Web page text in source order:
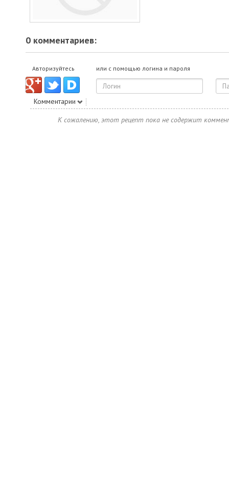
0 комментариев:
Авторизуйтесь или с помощью логина и пароля
Комментарии
К сожалению, этот рецепт пока не содержит